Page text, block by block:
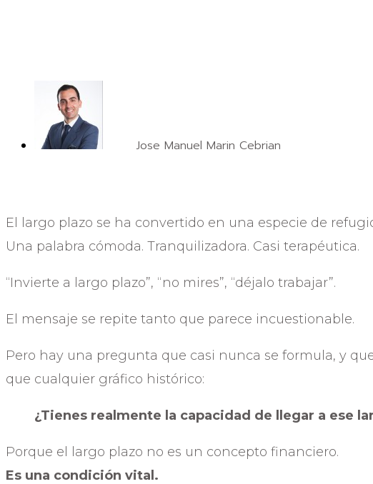
Jose Manuel Marin Cebrian
El largo plazo se ha convertido en una especie de
Una palabra cómoda. Tranquilizadora. Casi terapéutica.
“Invierte a largo plazo”, “no mires”, “déjalo trabajar”.
El mensaje se repite tanto que parece incuestionable.
Pero hay una pregunta que casi nunca se formula, y
que cualquier gráfico histórico:
¿Tienes realmente la capacidad de llegar a ese
Porque el largo plazo no es un concepto financiero.
Es una condición vital.